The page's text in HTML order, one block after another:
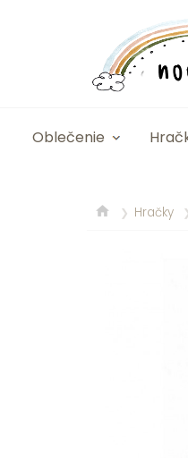
Oblečenie
❯ Hračky